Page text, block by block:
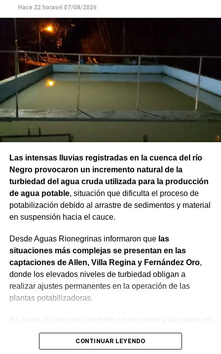
Hace 22 horasel 07/08/2026
Las intensas lluvias registradas en la cuenca del río
Negro provocaron un incremento natural de la
turbiedad del agua cruda utilizada para la producción
de agua potable, situación que dificulta el proceso de
potabilización debido al arrastre de sedimentos y material
en suspensión hacia el cauce.
Desde Aguas Rionegrinas informaron que las
situaciones más complejas se presentan en las
captaciones de Allen, Villa Regina y Fernández Oro,
donde los elevados niveles de turbiedad obligan a
realizar ajustes permanentes en la operación de las
plantas potabilizadoras.
General Roca, Cipolletti y Balsa Las Perlas,
localidades donde podrían registrarse bajas de
CONTINUAR LEYENDO